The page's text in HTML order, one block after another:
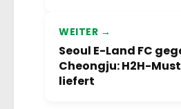
WEITER →
Seoul E-Land FC
Cheongju: H2H-
liefert